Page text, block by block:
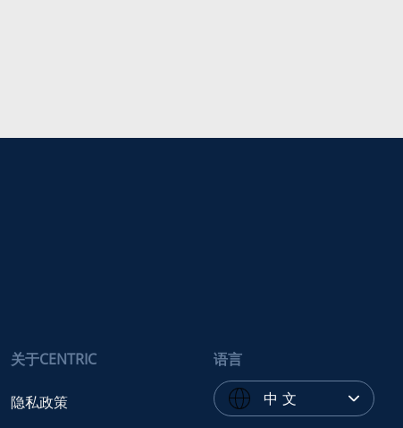
关于CENTRIC
隐私政策
语言
中 文